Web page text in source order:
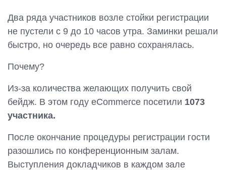
Два ряда участников возле стойки регистрации
не пустели с 9 до 10 часов утра. Заминки решали
быстро, но очередь все равно сохранялась.
Почему?
Из-за количества желающих получить свой
бейдж. В этом году eCommerce посетили 1073
участника.
После окончание процедуры регистрации гости
разошлись по конференционным залам.
Выступления докладчиков в каждом зале